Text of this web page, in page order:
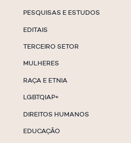
PESQUISAS E ESTUDOS
EDITAIS
TERCEIRO SETOR
MULHERES
RAÇA E ETNIA
LGBTQIAP+
DIREITOS HUMANOS
EDUCAÇÃO